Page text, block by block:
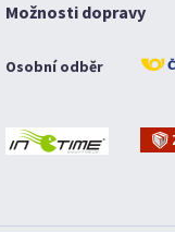
Možnosti dopravy
Osobní odběr